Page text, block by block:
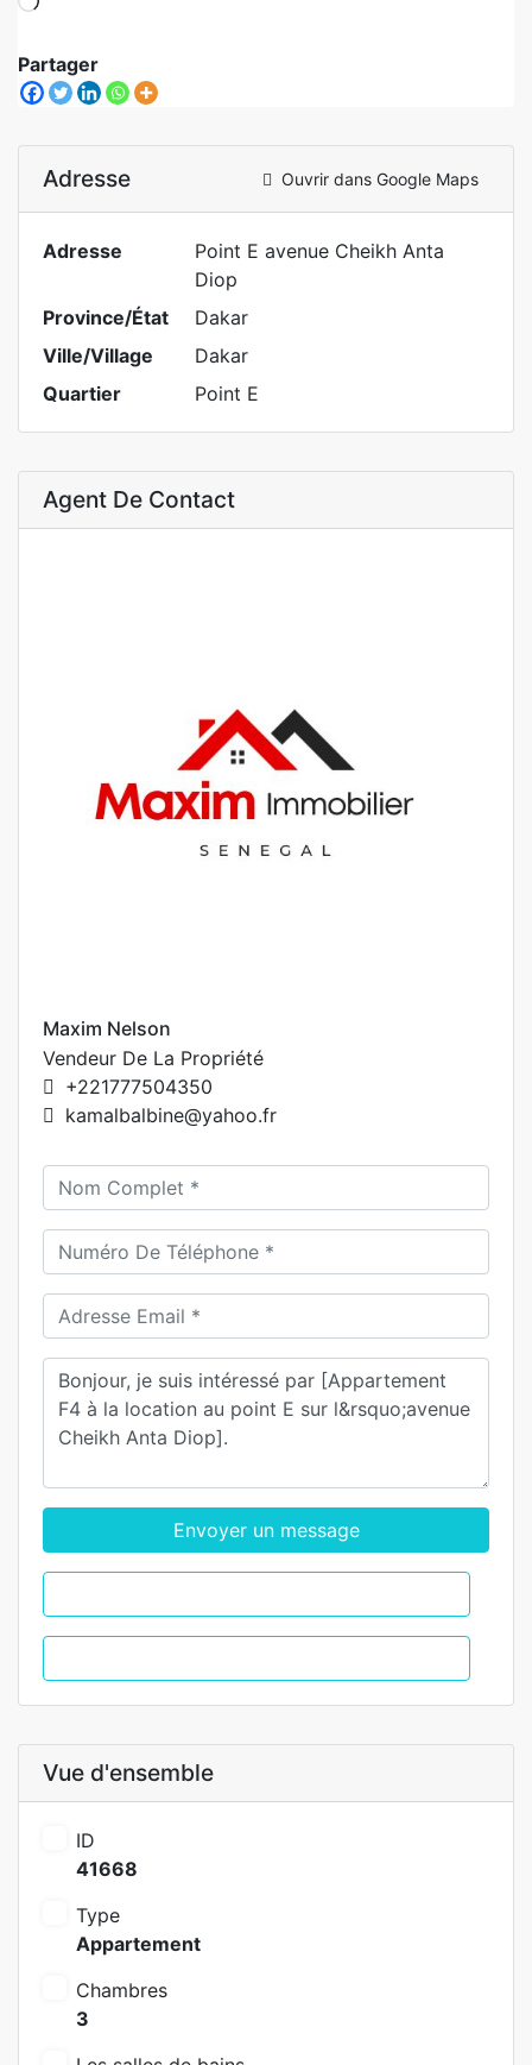
Partager
Adresse Ouvrir dans Google Maps
Adresse
Point E avenue Cheikh Anta
Diop
Province/État
Dakar
Ville/Village
Dakar
Quartier
Point E
Agent De Contact
Maxim Nelson
Vendeur De La Propriété
+221777504350
kamalbalbine@yahoo.fr
Envoyer un message
Vue d'ensemble
ID
41668
Type
Appartement
Chambres
3